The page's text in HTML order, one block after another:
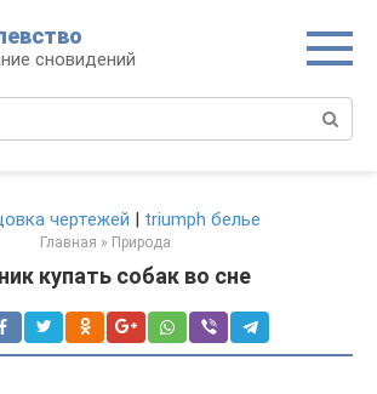
сновидений
чертежей | triumph белье
Главная » Природа
купать собак во сне